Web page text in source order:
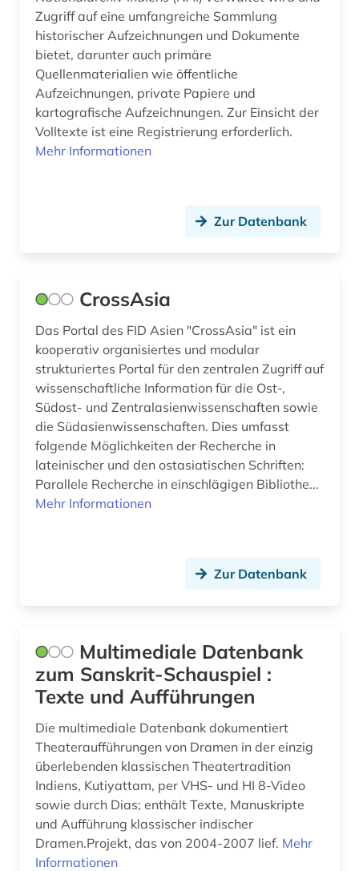
Zugriff auf eine umfangreiche Sammlung
historischer Aufzeichnungen und Dokumente
bietet, darunter auch primäre
Quellenmaterialien wie öffentliche
Aufzeichnungen, private Papiere und
kartografische Aufzeichnungen. Zur Einsicht der
Volltexte ist eine Registrierung erforderlich.
Mehr Informationen
Zur Datenbank
CrossAsia
Das Portal des FID Asien "CrossAsia" ist ein
kooperativ organisiertes und modular
strukturiertes Portal für den zentralen Zugriff auf
wissenschaftliche Information für die Ost-,
Südost- und Zentralasienwissenschaften sowie
die Südasienwissenschaften. Dies umfasst
folgende Möglichkeiten der Recherche in
lateinischer und den ostasiatischen Schriften:
Parallele Recherche in einschlägigen Bibliothe...
Mehr Informationen
Zur Datenbank
Multimediale Datenbank
zum Sanskrit-Schauspiel :
Texte und Aufführungen
Die multimediale Datenbank dokumentiert
Theateraufführungen von Dramen in der einzig
überlebenden klassischen Theatertradition
Indiens, Kutiyattam, per VHS- und HI 8-Video
sowie durch Dias; enthält Texte, Manuskripte
und Aufführung klassischer indischer
Dramen.Projekt, das von 2004-2007 lief. Mehr
Informationen